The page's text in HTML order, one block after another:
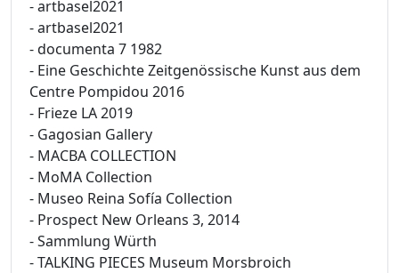
- artbasel2021
- artbasel2021
- documenta 7 1982
- Eine Geschichte Zeitgenössische Kunst aus dem
Centre Pompidou 2016
- Frieze LA 2019
- Gagosian Gallery
- MACBA COLLECTION
- MoMA Collection
- Museo Reina Sofía Collection
- Prospect New Orleans 3, 2014
- Sammlung Würth
- TALKING PIECES Museum Morsbroich